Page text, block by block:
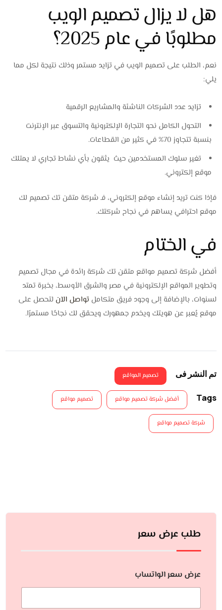
هل لا يزال تصميم الويب
مطلوبًا في عام 2025؟
نعم، الطلب على تصميم الويب في تزايد مستمر وذلك نتيجة لكل مما
يلي:
تزايد عدد الشركات الناشئة والمشاريع الرقمية
التحول الكامل نحو التجارة الإلكترونية والتسوق عبر الإنترنت
بنسبة تتجاوز 70% في كثير من القطاعات.
تغير سلوك المستخدمين حيث يثقون بأي نشاط تجاري لا يمتلك
موقع إلكتروني.
فإذا كنت تريد إنشاء موقع إلكتروني، فـ شركة متقن تك تصميم لك
موقع احترافي يساهم في نجاح شركتك.
في الختام
أفضل شركة تصميم مواقع متقن تك شركة رائدة في مجال تصميم
وتطوير المواقع الإلكترونية في مصر والشرق الأوسط، بخبرة تمتد
لسنوات، بالإضافة إلى وجود فريق متكامل تواصل الآن لتحصل على
موقع يُعبر عن هويتك ويخدم جمهورك ويحقق لك نجاحًا مستمرًا.
تم النشر فى تصميم المواقع
Tags أفضل شركة تصميم مواقع تصميم مواقع
شركة تصميم مواقع
طلب عرض سعر
عرض سعر الواتساب